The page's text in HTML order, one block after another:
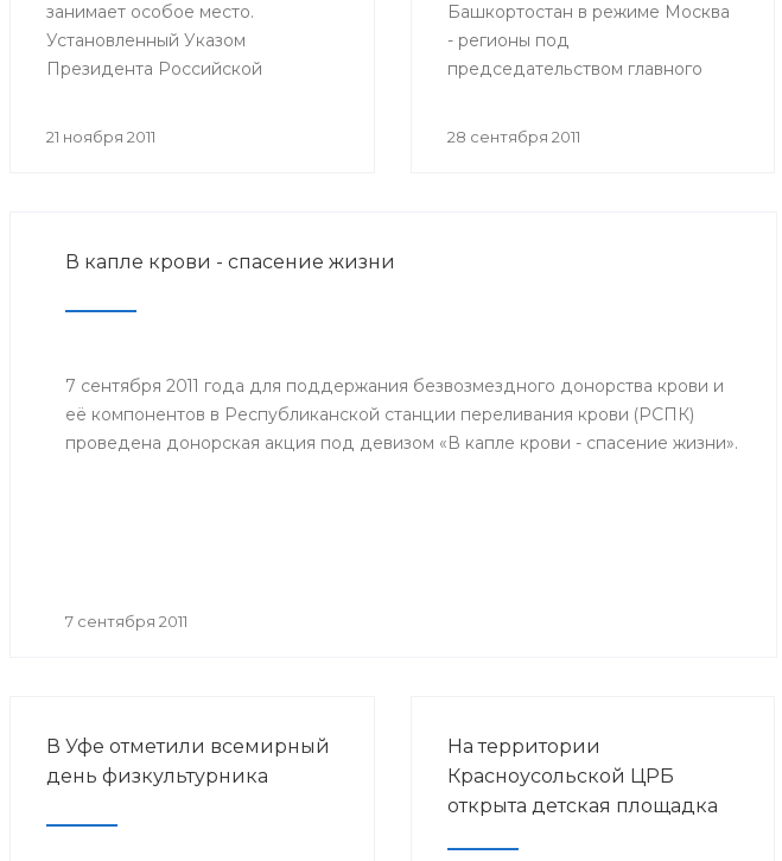
занимает особое место.
Установленный Указом
Президента Российской
1998 года, он празднуется в
21 ноября 2011
Башкортостан в режиме Москва
- регионы под
председательством главного
Федерации, руководителя
человека с повесткой: «Об
эпидемиологической ситуации
по гриппу и ОРВИ и начале
28 сентября 2011
В капле крови - спасение жизни
7 сентября 2011 года для поддержания безвозмездного донорства крови и
её компонентов в Республиканской станции переливания крови (РСПК)
проведена донорская акция под девизом «В капле крови - спасение жизни».
7 сентября 2011
В Уфе отметили всемирный
день физкультурника
На территории
Красноусольской ЦРБ
открыта детская площадка